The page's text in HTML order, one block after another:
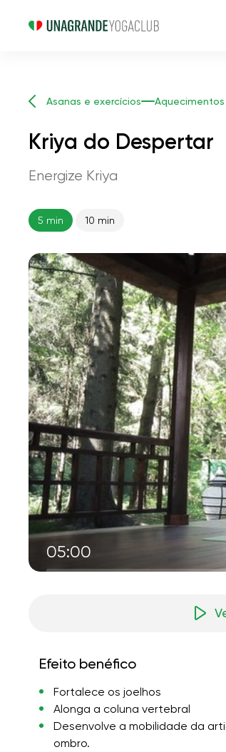
Asanas e exercícios Aquecimentos
Kriya do Despertar
Energize Kriya
5 min 10 min
05:00
Efeito benéfico
Fortalece os joelhos
Alonga a coluna vertebral
Desenvolve a mobilidade da
ombro.